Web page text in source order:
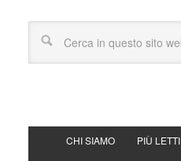
CHI SIAMO PIÙ LETTI